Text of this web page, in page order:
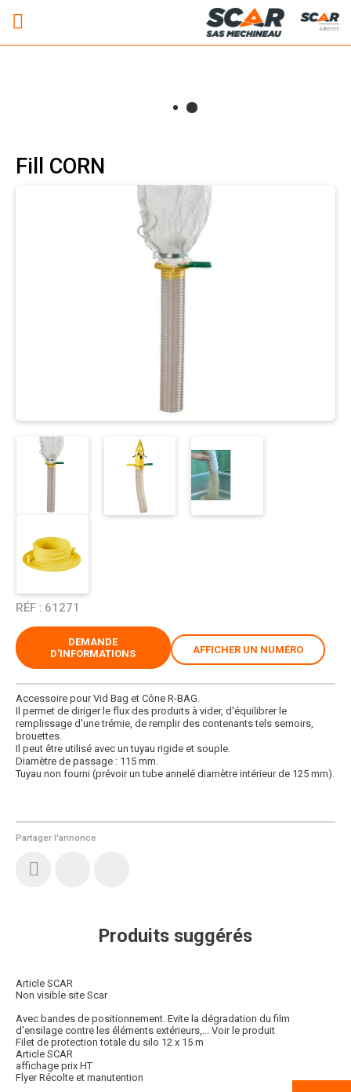
Adhérent
Fill CORN
RÉF : 61271
Partager l'annonce
Accessoire pour Vid Bag et Cône R-BAG.
Il permet de diriger le flux des produits à vider, d'équilibrer le
remplissage d'une trémie, de remplir des contenants tels semoirs,
brouettes.
Il peut être utilisé avec un tuyau rigide et souple.
Diamètre de passage : 115 mm.
Tuyau non fourni (prévoir un tube annelé diamètre intérieur de 125 mm).
DEMANDE
D'INFORMATIONS
AFFICHER UN NUMÉRO
Produits suggérés
Article SCAR
Non visible site Scar
Avec bandes de positionnement. Evite la dégradation du film
d'ensilage contre les éléments extérieurs,...
Voir le produit
Filet de protection totale du silo 12 x 15 m
Article SCAR
affichage prix HT
Flyer Récolte et manutention